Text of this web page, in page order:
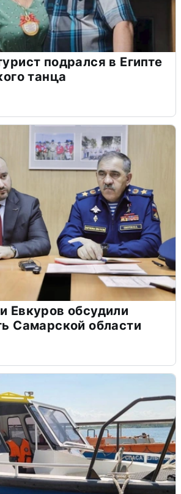
подрался в Египте
танца
Евкуров обсудили
Самарской области